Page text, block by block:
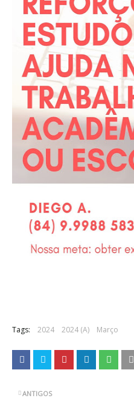
Tags: 2024 2024 (A) Março
ANTIGOS